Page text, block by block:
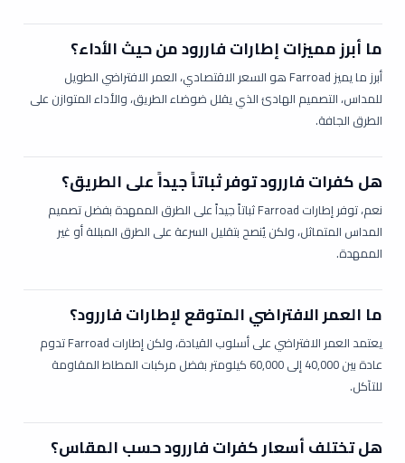
ما أبرز مميزات إطارات فاررود من حيث الأداء؟
أبرز ما يميز Farroad هو السعر الاقتصادي، العمر الافتراضي الطويل
للمداس، التصميم الهادئ الذي يقلل ضوضاء الطريق، والأداء المتوازن على
الطرق الجافة.
هل كفرات فاررود توفر ثباتاً جيداً على الطريق؟
نعم، توفر إطارات Farroad ثباتاً جيداً على الطرق الممهدة بفضل تصميم
المداس المتماثل، ولكن يُنصح بتقليل السرعة على الطرق المبللة أو غير
الممهدة.
ما العمر الافتراضي المتوقع لإطارات فاررود؟
يعتمد العمر الافتراضي على أسلوب القيادة، ولكن إطارات Farroad تدوم
عادة بين 40,000 إلى 60,000 كيلومتر بفضل مركبات المطاط المقاومة
للتآكل.
هل تختلف أسعار كفرات فاررود حسب المقاس؟